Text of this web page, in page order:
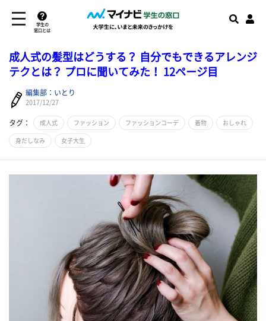
学生の
窓口とは
成人式の髪型はどうする？ 自分でもできるアレンジ
テクとは？ プロに聞いてみた！ 12ページ目
編集部：いとり
2017/12/27
タグ： 成人式 ファッション ファッションコーデ 着物 おしゃれ
身だしなみ 女子大生